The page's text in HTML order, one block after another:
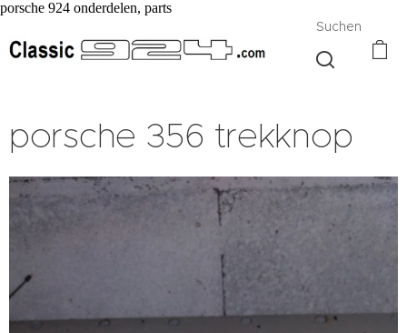
porsche 924 onderdelen, parts
Suchen
porsche 356 trekknop